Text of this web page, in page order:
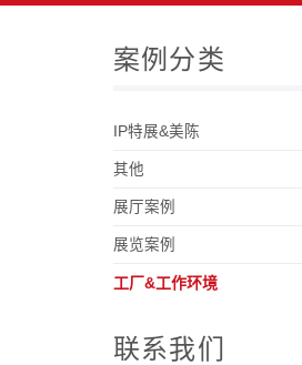
案例分类
IP特展&美陈
其他
展厅案例
展览案例
工厂&工作环境
联系我们